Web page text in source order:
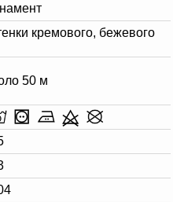
кремового, бежевого
50 м